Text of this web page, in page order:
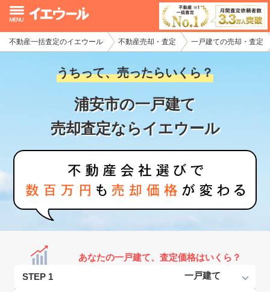
不動産一括査定のイエウール 不動産売却・査定 一戸建ての売却・査定
うちって、売ったらいくら？
浦安市の一戸建て
売却査定ならイエウール
あなたの一戸建て、査定価格はいくら？
STEP 1
イエウール加盟希望の不動産会社様
初めての方へ
不動産売却の流れ
不動産の売却・一括査定
家査定シミュレーター
お問い合わせ